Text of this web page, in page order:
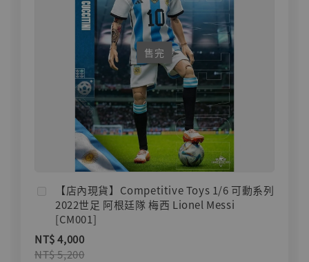
售完
【店內現貨】Competitive Toys 1/6 可動系列
2022世足 阿根廷隊 梅西 Lionel Messi
[CM001]
NT$ 4,000
NT$ 5,200